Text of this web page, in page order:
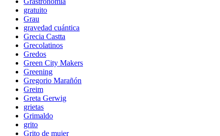
gratuito
Grau
gravedad cuántica
Grecia Castta
Grecolatinos
Gredos
Green City Makers
Greening
Gregorio Marañón
Greim
Greta Gerwig
grietas
Grimaldo
grito
Grito de mujer